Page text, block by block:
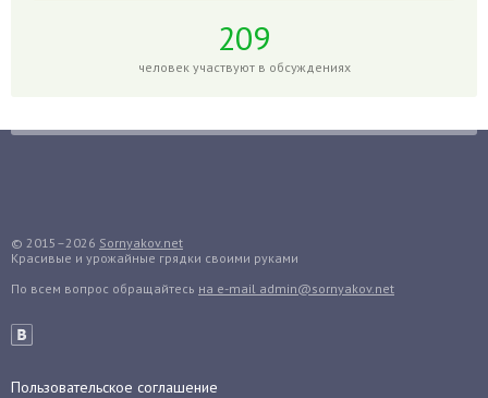
Гранат
Грядки
Гуава
Декабрист
209
человек участвуют в обсуждениях
© 2015–2026 Sornyakov.net
Красивые и урожайные грядки своими руками
По всем вопрос обращайтесь на e-mail admin@sornyakov.net
Пользовательское соглашение